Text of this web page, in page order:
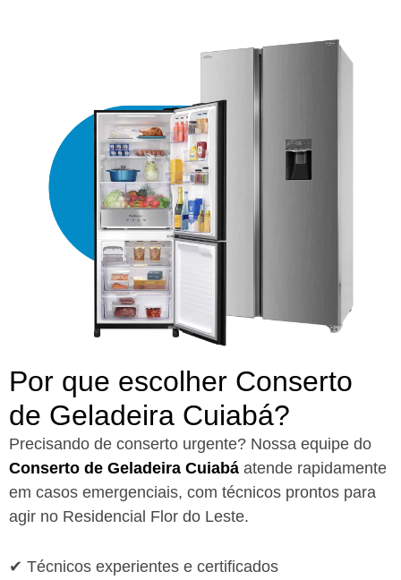
Por que escolher Conserto
de Geladeira Cuiabá?​
Precisando de conserto urgente? Nossa equipe do
Conserto de Geladeira Cuiabá atende rapidamente
em casos emergenciais, com técnicos prontos para
agir no Residencial Flor do Leste.
✔ Técnicos experientes e certificados